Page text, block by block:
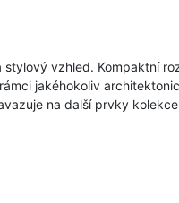
vzhled. Kompaktní
jakéhokoliv
na další prvky